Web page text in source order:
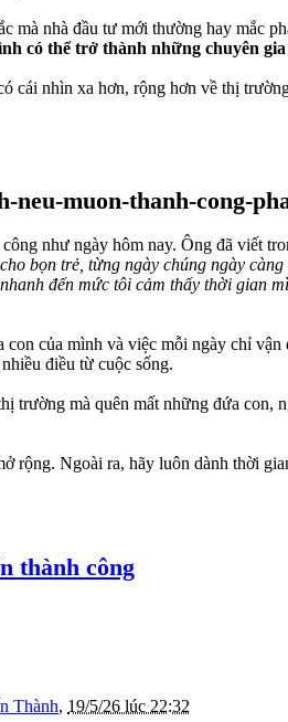
mà nhà đầu tư mới thường hay mắc
có thể trở thành những chuyên
cái nhìn xa hơn, rộng hơn về thị
như ngày hôm nay. Ông đã viết
bọn trẻ, từng ngày chúng ngày
đến mức tôi cảm thấy thời gian
của mình và việc mỗi ngày chỉ vận
điều từ cuộc sống.
trường mà quên mất những đứa con,
rộng. Ngoài ra, hãy luôn dành thời
thành công
Thành, 19/5/26 lúc 22:32